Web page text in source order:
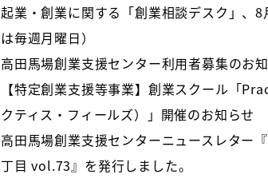
起業・創業に関する「創業相談デスク」、
は毎週月曜日）
高田馬場創業支援センター利用者募集のお
【特定創業支援等事業】創業スクール「
クティス・フィールズ）」開催のお知らせ
高田馬場創業支援センターニュースレター
丁目 vol.73』を発行しました。